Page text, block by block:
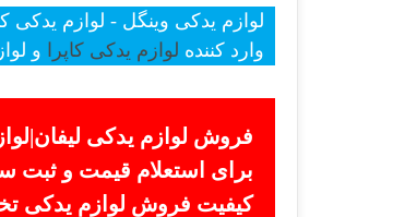
لوازم یدکی وینگل - لوازم یدکی
وارد کننده لوازم یدکی کاپرا و
فروش لوازم یدکی
کیفیت فروش لوازم یدکی